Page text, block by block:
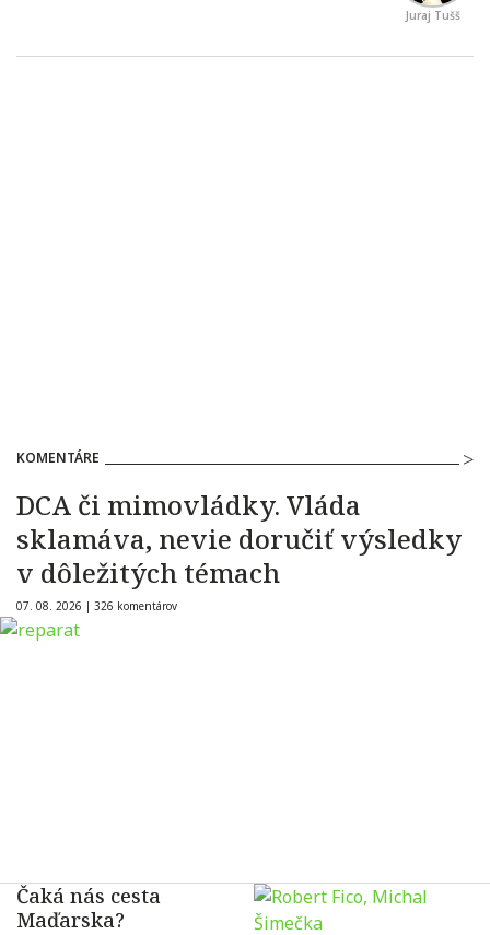
Juraj Tušš
KOMENTÁRE
DCA či mimovládky. Vláda
sklamáva, nevie doručiť výsledky
v dôležitých témach
07. 08. 2026 | 326 komentárov
Čaká nás cesta
Maďarska?